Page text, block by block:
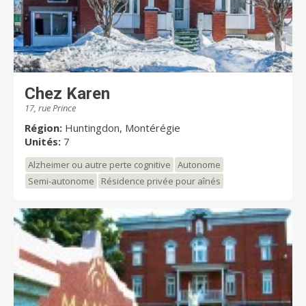
en toute intimité dans une salle à dîner spécialement
aménagée pour l’occasion. Autant d’éléments qui
favorisent l’autonomie sous toutes ses formes.
Chez Karen
17, rue Prince
Région: Huntingdon, Montérégie
Unités: 7
Alzheimer ou autre perte cognitive
Autonome
Semi-autonome
Résidence privée pour aînés